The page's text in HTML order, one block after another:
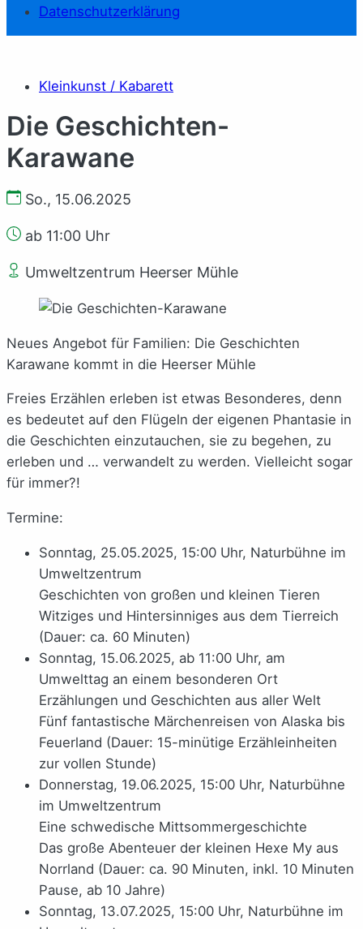
Datenschutzerklärung
Kleinkunst / Kabarett
Die Geschichten-
Karawane
So., 15.06.2025
ab 11:00 Uhr
Umweltzentrum Heerser Mühle
Neues Angebot für Familien: Die Geschichten
Karawane kommt in die Heerser Mühle
Freies Erzählen erleben ist etwas Besonderes, denn
es bedeutet auf den Flügeln der eigenen Phantasie in
die Geschichten einzutauchen, sie zu begehen, zu
erleben und … verwandelt zu werden. Vielleicht sogar
für immer?!
Termine:
Sonntag, 25.05.2025, 15:00 Uhr, Naturbühne im
Umweltzentrum
Geschichten von großen und kleinen Tieren
Witziges und Hintersinniges aus dem Tierreich
(Dauer: ca. 60 Minuten)
Sonntag, 15.06.2025, ab 11:00 Uhr, am
Umwelttag an einem besonderen Ort
Erzählungen und Geschichten aus aller Welt
Fünf fantastische Märchenreisen von Alaska bis
Feuerland (Dauer: 15-minütige Erzähleinheiten
zur vollen Stunde)
Donnerstag, 19.06.2025, 15:00 Uhr, Naturbühne
im Umweltzentrum
Eine schwedische Mittsommergeschichte
Das große Abenteuer der kleinen Hexe My aus
Norrland (Dauer: ca. 90 Minuten, inkl. 10 Minuten
Pause, ab 10 Jahre)
Sonntag, 13.07.2025, 15:00 Uhr, Naturbühne im